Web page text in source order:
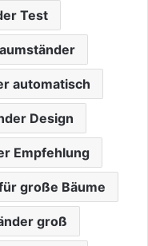
Test
automatisch
Design
Empfehlung
große Bäume
groß